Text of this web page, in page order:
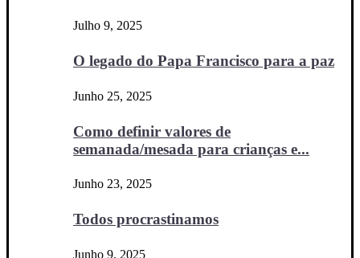
Julho 9, 2025
O legado do Papa Francisco para a paz
Junho 25, 2025
Como definir valores de
semanada/mesada para crianças e...
Junho 23, 2025
Todos procrastinamos
Junho 9, 2025